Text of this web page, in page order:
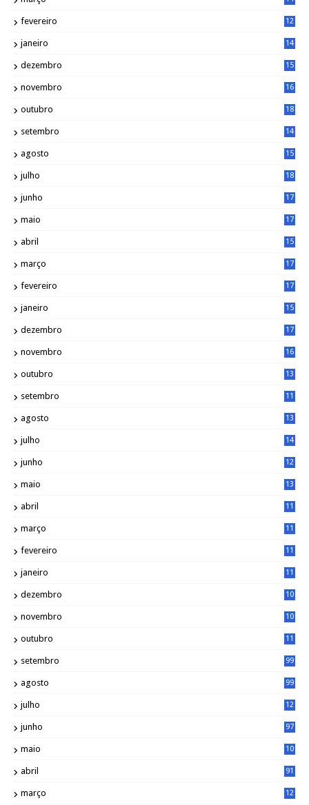
fevereiro
12
janeiro
14
dezembro
15
novembro
16
outubro
18
setembro
14
agosto
15
julho
18
junho
17
maio
17
abril
15
março
17
fevereiro
17
janeiro
15
dezembro
17
novembro
16
outubro
13
setembro
11
agosto
13
julho
14
junho
12
maio
13
abril
11
março
11
fevereiro
11
janeiro
11
dezembro
10
novembro
10
outubro
11
setembro 99
agosto 99
julho
12
junho 97
maio
10
abril 91
março
12